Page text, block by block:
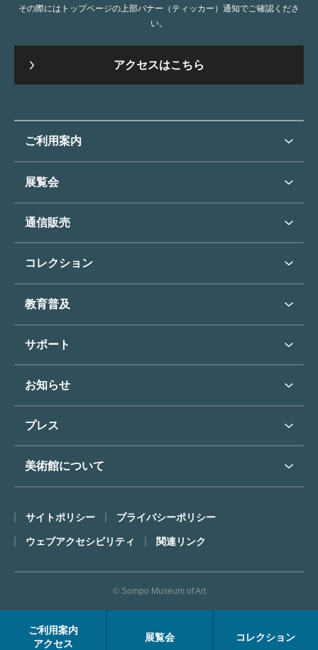
ご利用案内
アクセス
展覧会 コレクション
その際にはトップページの上部バナー（ティッカー）通知でご確認くださ
い。
アクセスはこちら
ご利用案内
ご利用案内トップ
開館時間・休館日
アクセス
団体のご利用について
バリアフリー／小さなお子様
フロアマップ
ミュージアムショップ
カフェ
展覧会
展覧会・イベントトップ
次回の展覧会
展覧会スケジュール
過去の展覧会
通信販売
通信販売トップ
コレクション
コレクショントップ
東郷青児
コレクションハイライト
教育普及
教育普及トップ
オンラインで美術鑑賞
博物館実習について
サポート
よくあるご質問
東郷⻘児作品著作権申請
お知らせ
お知らせトップ
プレス
プレスリリーストップ
美術館について
ごあいさつ
コンセプト
沿革
FACEアーカイブス
サイトポリシー プライバシーポリシー
ウェブアクセシビリティ 関連リンク
© Sompo Museum of Art